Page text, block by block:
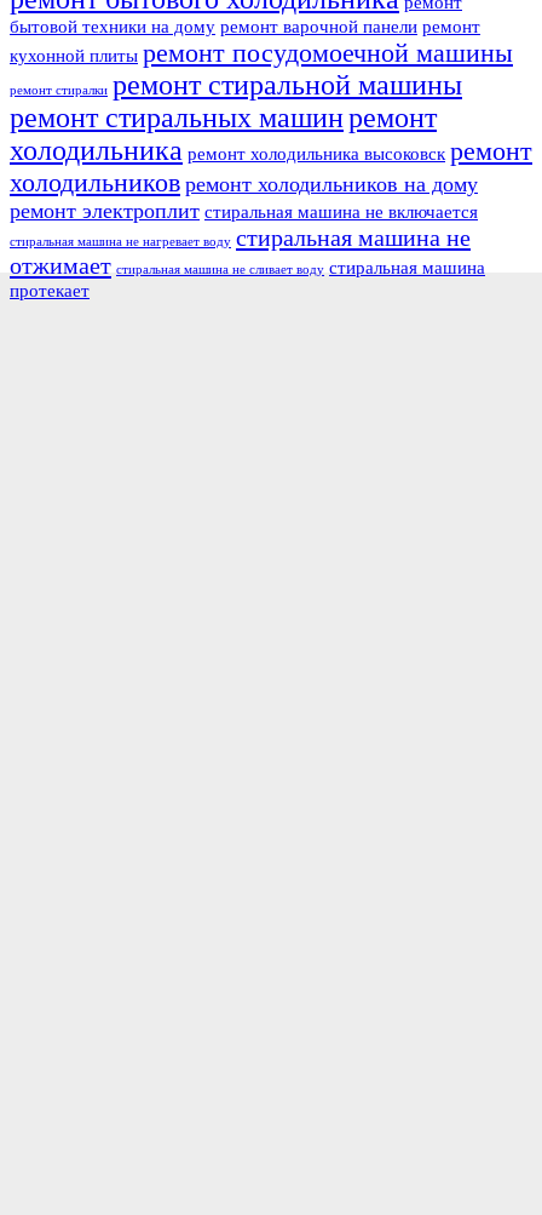
бытовой техники на дому ремонт варочной панели ремонт
кухонной плиты ремонт посудомоечной машины
ремонт стиралки ремонт стиральной машины
ремонт стиральных машинремонт
холодильника ремонт холодильника высоковск ремонт
холодильников ремонт холодильников на дому
ремонт электроплит стиральная машина не включается
стиральная машина не нагревает воду стиральная машина не
отжимает стиральная машина не сливает воду стиральная машина
протекает